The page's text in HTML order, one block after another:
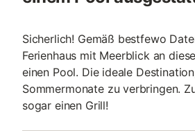
Sicherlich! Gemäß bestfewo
Ferienhaus mit Meerblick an
einen Pool. Die ideale
Sommermonate zu verbringen.
sogar einen Grill!